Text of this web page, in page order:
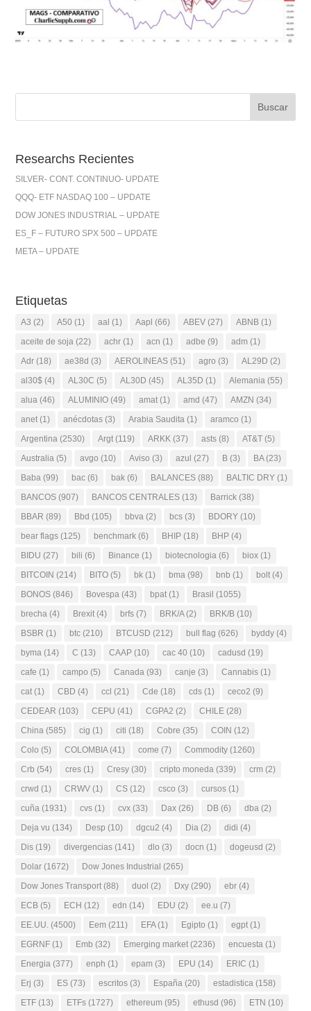
Researchs Recientes
SILVER- CONT. CONTINUO- UPDATE
QQQ- ETF NASDAQ 100 – UPDATE
DOW JONES INDUSTRIAL – UPDATE
ES_F – FUTURO SPX 500 – UPDATE
META – UPDATE
Etiquetas
A3 (2) A50 (1) aal (1) Aapl (66) ABEV (27) ABNB (1)
aceite de soja (22) achr (1) acn (1) adbe (9) adm (1)
Adr (18) ae38d (3) AEROLINEAS (51) agro (3) AL29D (2)
al30$ (4) AL30C (5) AL30D (45) AL35D (1) Alemania (55)
alua (46) ALUMINIO (49) amat (1) amd (47) AMZN (34)
anet (1) anécdotas (3) Arabia Saudita (1) aramco (1)
Argentina (2530) Argt (119) ARKK (37) asts (8) AT&T (5)
Australia (5) avgo (10) Aviso (3) azul (27) B (3) BA(23)
Baba (99) bac (6) bak (6) BALANCES (88) BALTIC DRY (1)
BANCOS (907) BANCOS CENTRALES (13) Barrick (38)
BBAR (89) Bbd (105) bbva (2) bcs (3) BDORY (10)
bear flags (125) benchmark (6) BHIP (18) BHP (4)
BIDU (27) bili (6) Binance (1) biotecnologia (6) biox (1)
BITCOIN (214) BITO (5) bk (1) bma (98) bnb (1) bolt (4)
BONOS (846) Bovespa (43) bpat (1) Brasil (1055)
brecha (4) Brexit (4) brfs (7) BRK/A(2) BRK/B (10)
BSBR (1) btc (210) BTCUSD (212) bull flag (626) byddy (4)
byma (14) C (13) CAAP (10) cac 40 (10) cadusd (19)
cafe (1) campo (5) Canada (93) canje (3) Cannabis (1)
cat (1) CBD (4) ccl (21) Cde (18) cds (1) ceco2 (9)
CEDEAR (103) CEPU (41) CGPA2 (2) CHILE (28)
China (585) cig (1) citi (18) Cobre (35) COIN (12)
Colo (5) COLOMBIA(41) come (7) Commodity (1260)
Crb (54) cres (1) Cresy (30) cripto moneda (339) crm (2)
crwd (1) CRWV (1) CS (12) csco (3) cursos (1)
cuña (1931) cvs (1) cvx (33) Dax (26) DB (6) dba (2)
Deja vu (134) Desp (10) dgcu2 (4) Dia (2) didi (4)
Dis (19) divergencias (141) dlo (3) docn (1) dogeusd (2)
Dolar (1672) Dow Jones Industrial (265)
Dow Jones Transport (88) duol (2) Dxy (290) ebr (4)
ECB (5) ECH (12) edn (14) EDU (2) ee.u (7)
EE.UU. (4500) Eem (211) EFA(1) Egipto (1) egpt (1)
EGRNF (1) Emb (32) Emerging market (2236) encuesta (1)
Energia (377) enph (1) epam (3) EPU (14) ERIC (1)
Erj (3) ES (73) escritos (3) España (20) estadistica (158)
ETF (13) ETFs (1727) ethereum (95) ethusd (96) ETN (10)